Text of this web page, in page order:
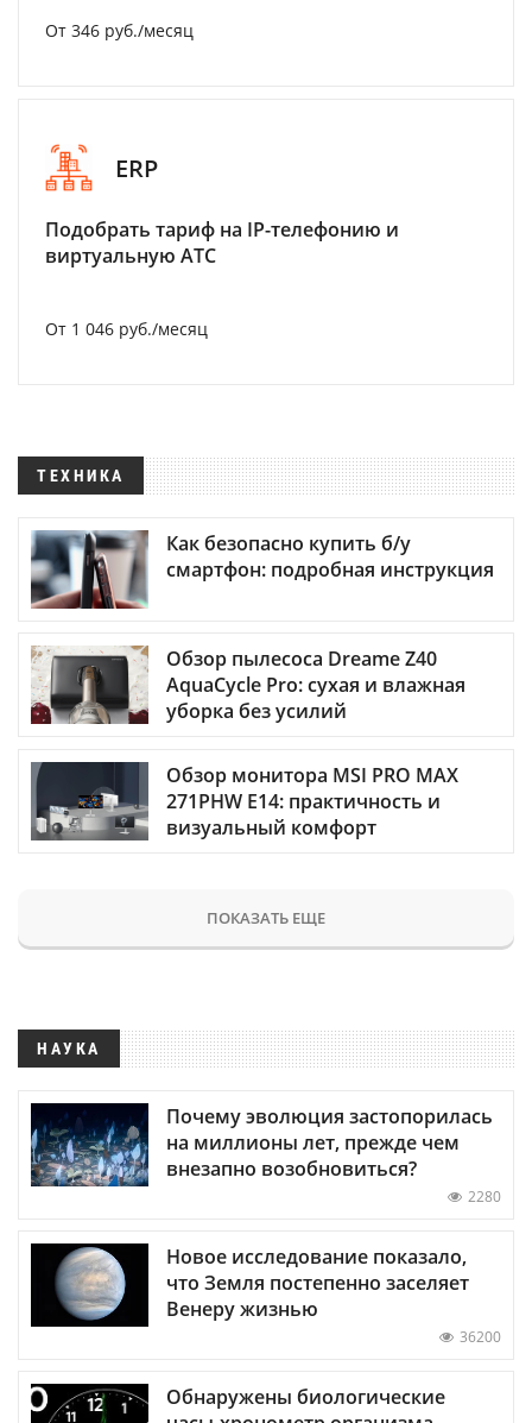
От 346 руб./месяц
ERP
Подобрать тариф на IP-телефонию и
виртуальную АТС
От 1 046 руб./месяц
ТЕХНИКА
Как безопасно купить б/у
смартфон: подробная инструкция
Обзор пылесоса Dreame Z40
AquaCycle Pro: сухая и влажная
уборка без усилий
Обзор монитора MSI PRO MAX
271PHW E14: практичность и
визуальный комфорт
ПОКАЗАТЬ ЕЩЕ
НАУКА
Почему эволюция застопорилась
на миллионы лет, прежде чем
внезапно возобновиться?
2280
Новое исследование показало,
что Земля постепенно заселяет
Венеру жизнью
36200
Обнаружены биологические